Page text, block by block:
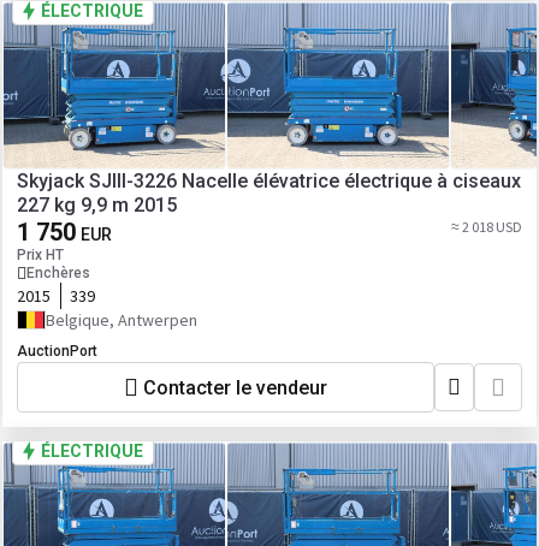
ÉLECTRIQUE
Skyjack SJIII-3226 Nacelle élévatrice électrique à ciseaux
227 kg 9,9 m 2015
1 750 EUR
Prix HT
Enchères
≈ 2 018 USD
2015
339
Belgique, Antwerpen
AuctionPort
Contacter le vendeur
ÉLECTRIQUE